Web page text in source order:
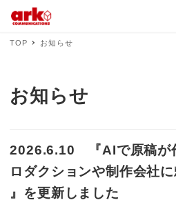
TOP お知らせ
お知らせ
2026.6.10 『AIで原稿が
ロダクションや制作会社
』を更新しました